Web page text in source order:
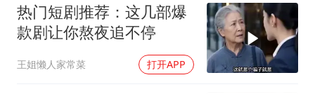
香港宏福苑火灾或由烟头引起
人民的健康、体质、幸福一脉相承
热门短剧推荐：这几部爆
款剧让你熬夜追不停
王姐懒人家常菜 打开APP